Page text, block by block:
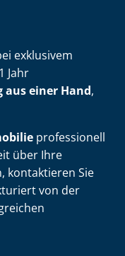
exklusivem
Jahr
einer Hand,
professionell
über Ihre
kontaktieren Sie
von der